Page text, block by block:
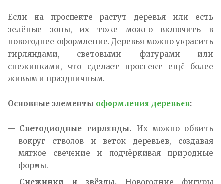
Если на проспекте растут деревья или есть
зелёные зоны, их тоже можно включить в
новогоднее оформление. Деревья можно украсить
гирляндами, световыми фигурами или
снежинками, что сделает проспект ещё более
живым и праздничным.
Основные элементы оформления деревьев:
Светодиодные гирлянды. Их можно обвить
вокруг стволов и веток деревьев, создавая
мягкое свечение и подчёркивая природные
формы.
Снежинки и звёзды. Новогодние фигуры